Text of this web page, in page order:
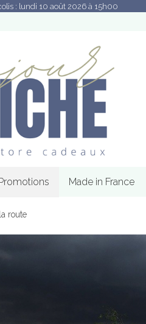
: lundi 10 août 2026 à 15h00
Made in France
route